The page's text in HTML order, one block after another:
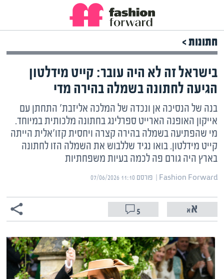
חתונות >
בישראל זה לא היה עובר: קייט מידלטון
הגיעה לחתונה בשמלה בהירה מדי
בנה של הנסיכה אן ונכדה של המלכה אליזבת' התחתן עם
אייקון האופנה הארייט ספרלינג בחתונה מלכותית במיוחד.
מי שהפתיעה בשמלה בהירה קצרה ויחסית קזו'אלית הייתה
קייט מידלטון. בואו נגיד שללבוש את השמלה הזו לחתונה
בארץ היה גורם פה לכמה בעיות משפחתיות
Fashion Forward | ‏ פורסם ‎07/06/2026 11:10
5